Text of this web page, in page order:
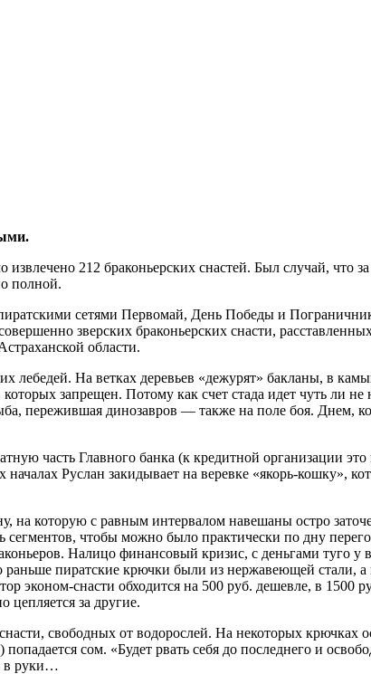
212 браконьерских снастей. Был случай, что
полной.
сетями Первомай, День Победы и
зверских браконьерских снасти,
области.
На ветках деревьев «дежурят» бакланы, в
запрещен. Потому как счет стада идет чуть ли
динозавров — также на поле боя. Днем,
часть Главного банка (к кредитной организации
Руслан закидывает на веревке «якорь-кошку»,
на которую с равным интервалом навешаны остро
сегментов, чтобы можно было практически по дну
Налицо финансовый кризис, с деньгами туго у
пиратские крючки были из нержавеющей стали,
эконом-снасти обходится на 500 руб. дешевле, в 1500
за другие.
свободных от водорослей. На некоторых крючках
сом. «Будет рвать себя до последнего и
в руки…